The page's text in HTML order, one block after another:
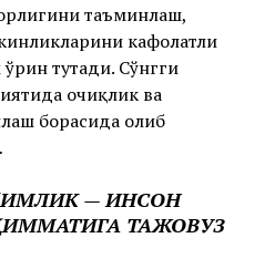
таъминлаш,
кафолатли
тутади. Сўнгги
очиқлик ва
борасида олиб
— ИНСОН
ТАЖОВУЗ